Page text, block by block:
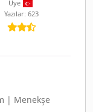
Üye
Yazılar: 623
| Menekşe